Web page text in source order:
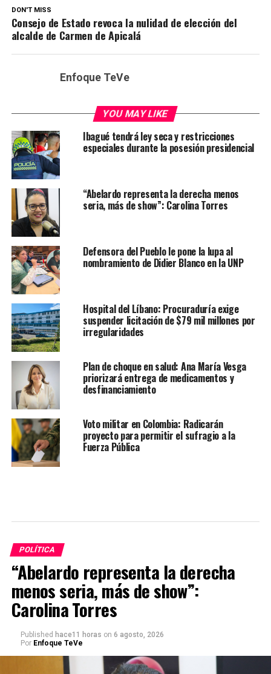
DON'T MISS
Consejo de Estado revoca la nulidad de elección del
alcalde de Carmen de Apicalá
Enfoque TeVe
YOU MAY LIKE
Ibagué tendrá ley seca y restricciones
especiales durante la posesión presidencial
“Abelardo representa la derecha menos
seria, más de show”: Carolina Torres
Defensora del Pueblo le pone la lupa al
nombramiento de Didier Blanco en la UNP
Hospital del Líbano: Procuraduría exige
suspender licitación de $79 mil millones por
irregularidades
Plan de choque en salud: Ana María Vesga
priorizará entrega de medicamentos y
desfinanciamiento
Voto militar en Colombia: Radicarán
proyecto para permitir el sufragio a la
Fuerza Pública
POLÍTICA
“Abelardo representa la derecha
menos seria, más de show”:
Carolina Torres
Published hace11 horas on 6 agosto, 2026
Por Enfoque TeVe